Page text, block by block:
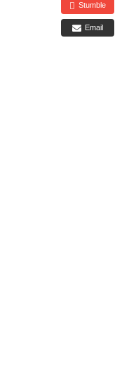
Stumble
Email